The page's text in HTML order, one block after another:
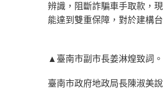
辨識，阻斷詐騙車手取款，
能達到雙重保障，對於建構
▲臺南市副市長姜淋煌致詞
臺南市政府地政局長陳淑美